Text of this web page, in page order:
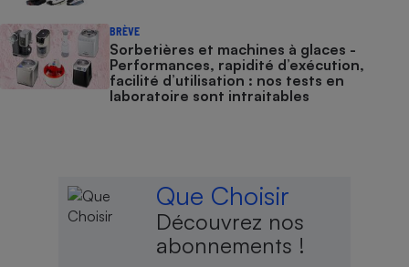
BRÈVE
Sorbetières et machines à glaces​​​​​​ -
Performances, rapidité d’exécution,
facilité d’utilisation : nos tests en
laboratoire sont intraitables
Que Choisir
Découvrez nos
abonnements !